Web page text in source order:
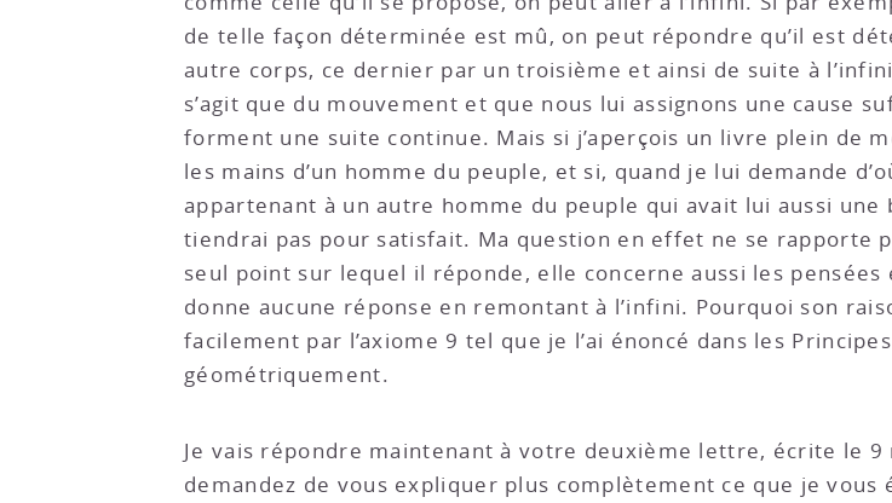
de telle façon déterminée est mû, on peut répondre qu’il est
autre corps, ce dernier par un troisième et ainsi de suite à
s’agit que du mouvement et que nous lui assignons une cause
forment une suite continue. Mais si j’aperçois un livre plein de
les mains d’un homme du peuple, et si, quand je lui demande
appartenant à un autre homme du peuple qui avait lui aussi
tiendrai pas pour satisfait. Ma question en effet ne se rapporte
seul point sur lequel il réponde, elle concerne aussi les
donne aucune réponse en remontant à l’infini. Pourquoi son
facilement par l’axiome 9 tel que je l’ai énoncé dans les
géométriquement.
Je vais répondre maintenant à votre deuxième lettre, écrite le 9
demandez de vous expliquer plus complètement ce que je vous